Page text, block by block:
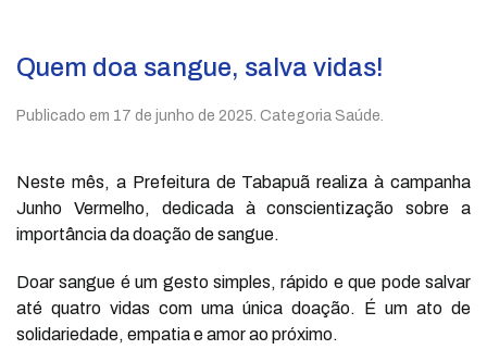
Quem doa sangue, salva vidas!
Publicado em 17 de junho de 2025. Categoria Saúde.
Neste mês, a Prefeitura de Tabapuã realiza à campanha
Junho Vermelho, dedicada à conscientização sobre a
importância da doação de sangue.
Doar sangue é um gesto simples, rápido e que pode salvar
até quatro vidas com uma única doação. É um ato de
solidariedade, empatia e amor ao próximo.